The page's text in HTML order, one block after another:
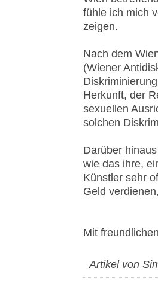
fühle ich mich
zeigen.
Nach dem
(Wiener
Herkunft, der
sexuellen
solchen
Darüber
wie das ihre,
Künstler sehr
Geld
Mit
Artikel von